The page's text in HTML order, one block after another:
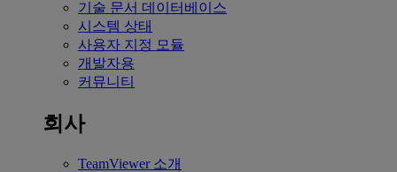
기술 문서 데이터베이스
시스템 상태
사용자 지정 모듈
개발자용
커뮤니티
회사
TeamViewer 소개